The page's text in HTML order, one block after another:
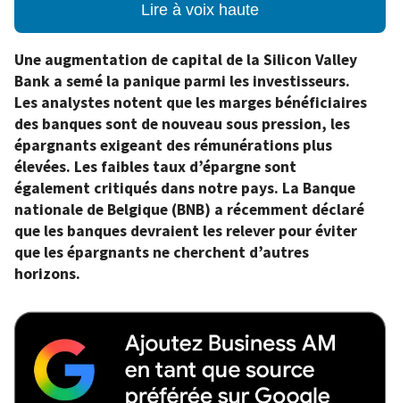
Lire à voix haute
Une augmentation de capital de la Silicon Valley
Bank a semé la panique parmi les investisseurs.
Les analystes notent que les marges bénéficiaires
des banques sont de nouveau sous pression, les
épargnants exigeant des rémunérations plus
élevées. Les faibles taux d’épargne sont
également critiqués dans notre pays. La Banque
nationale de Belgique (BNB) a récemment déclaré
que les banques devraient les relever pour éviter
que les épargnants ne cherchent d’autres
horizons.